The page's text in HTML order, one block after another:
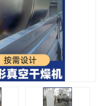
喷雾干燥机
盘式干燥机